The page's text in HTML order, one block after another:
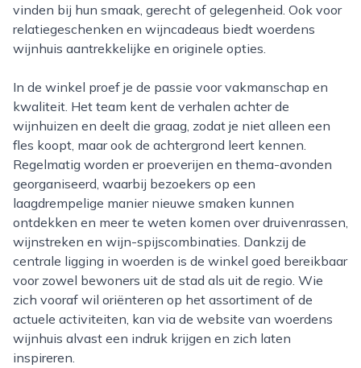
vinden bij hun smaak, gerecht of gelegenheid. Ook voor
relatiegeschenken en wijncadeaus biedt woerdens
wijnhuis aantrekkelijke en originele opties.
In de winkel proef je de passie voor vakmanschap en
kwaliteit. Het team kent de verhalen achter de
wijnhuizen en deelt die graag, zodat je niet alleen een
fles koopt, maar ook de achtergrond leert kennen.
Regelmatig worden er proeverijen en thema-avonden
georganiseerd, waarbij bezoekers op een
laagdrempelige manier nieuwe smaken kunnen
ontdekken en meer te weten komen over druivenrassen,
wijnstreken en wijn-spijscombinaties. Dankzij de
centrale ligging in woerden is de winkel goed bereikbaar
voor zowel bewoners uit de stad als uit de regio. Wie
zich vooraf wil oriënteren op het assortiment of de
actuele activiteiten, kan via de website van woerdens
wijnhuis alvast een indruk krijgen en zich laten
inspireren.